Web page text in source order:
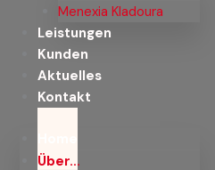
Menexia Kladoura
Leistungen
Kunden
Aktuelles
Kontakt
Über…